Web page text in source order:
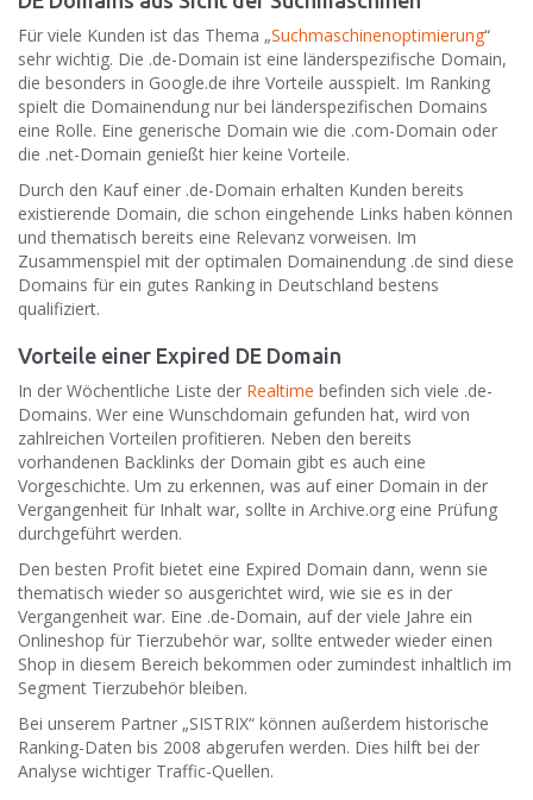
Für viele Kunden ist das Thema „Suchmaschinenoptimierung“
sehr wichtig. Die .de-Domain ist eine länderspezifische Domain,
die besonders in Google.de ihre Vorteile ausspielt. Im Ranking
spielt die Domainendung nur bei länderspezifischen Domains
eine Rolle. Eine generische Domain wie die .com-Domain oder
die .net-Domain genießt hier keine Vorteile.
Durch den Kauf einer .de-Domain erhalten Kunden bereits
existierende Domain, die schon eingehende Links haben können
und thematisch bereits eine Relevanz vorweisen. Im
Zusammenspiel mit der optimalen Domainendung .de sind diese
Domains für ein gutes Ranking in Deutschland bestens
qualifiziert.
Vorteile einer Expired DE Domain
In der Wöchentliche Liste der Realtime befinden sich viele .de-
Domains. Wer eine Wunschdomain gefunden hat, wird von
zahlreichen Vorteilen profitieren. Neben den bereits
vorhandenen Backlinks der Domain gibt es auch eine
Vorgeschichte. Um zu erkennen, was auf einer Domain in der
Vergangenheit für Inhalt war, sollte in Archive.org eine Prüfung
durchgeführt werden.
Den besten Profit bietet eine Expired Domain dann, wenn sie
thematisch wieder so ausgerichtet wird, wie sie es in der
Vergangenheit war. Eine .de-Domain, auf der viele Jahre ein
Onlineshop für Tierzubehör war, sollte entweder wieder einen
Shop in diesem Bereich bekommen oder zumindest inhaltlich im
Segment Tierzubehör bleiben.
Bei unserem Partner „SISTRIX“ können außerdem historische
Ranking-Daten bis 2008 abgerufen werden. Dies hilft bei der
Analyse wichtiger Traffic-Quellen.